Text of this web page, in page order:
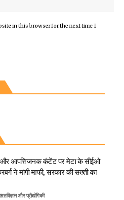
in this browser for the next time I
आपत्तिजनक कंटेंट पर मेटा के सीईओ
ने मांगी माफी, सरकार की सख्ती का
विज्ञान और प्रौद्योगिकी